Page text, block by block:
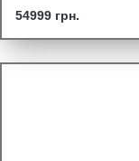
54999 грн.